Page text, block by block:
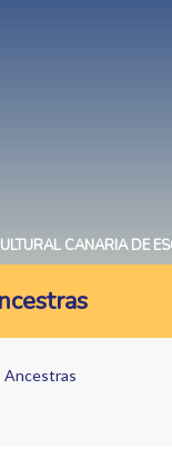
CANARIA DE
Ancestras